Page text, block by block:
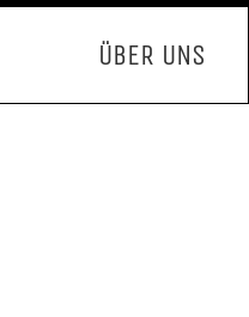
ÜBER UNS